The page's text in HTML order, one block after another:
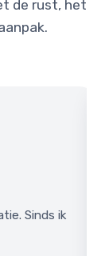
de rust, het
Sinds ik